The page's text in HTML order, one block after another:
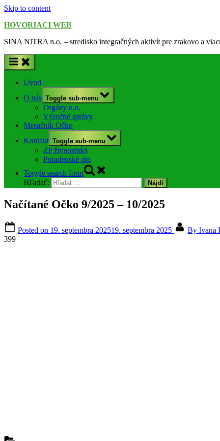
Skip to content
HOVORIACI WEB
SINA NITRA n.o. – stredisko integračných aktivít pre zrakovo a
Úvod
O nás Toggle sub-menu
Orgány n.o.
Výročné správy
Mesačník Očko
Kontakt Toggle sub-menu
ZP živnostníci
Poradenské dni
Toggle search form
Hľadať:
Načítané Očko 9/2025 – 10/2025
Posted on 19. septembra 202519. septembra 2025 By Ivana
399